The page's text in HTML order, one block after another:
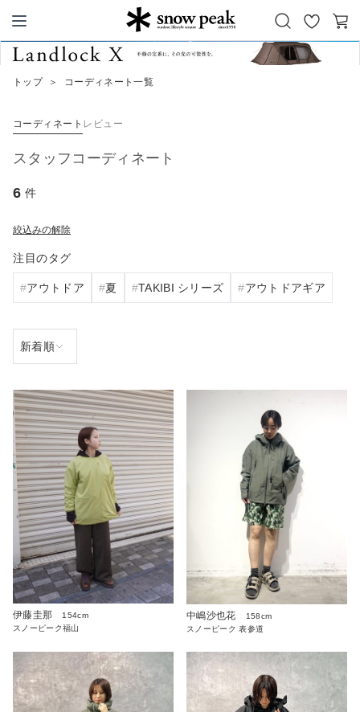
Snow Peak
お
気
カ
トップ ＞ コーディネート一覧
コーディネート レビュー
スタッフコーディネート
6 件
絞込みの解除
注目のタグ
アウトドア 夏 TAKIBI シリーズ アウトドアギア
伊藤圭那
154cm
スノーピーク福山
中嶋沙也花
158cm
スノーピーク 表参道